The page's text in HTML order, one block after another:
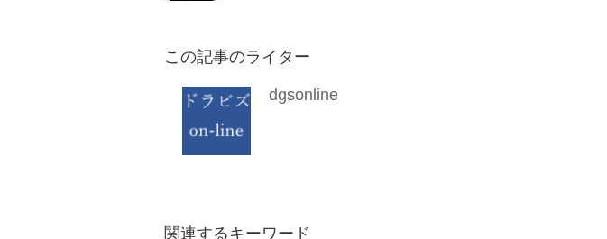
この記事のライター
dgsonline
関連するキーワード